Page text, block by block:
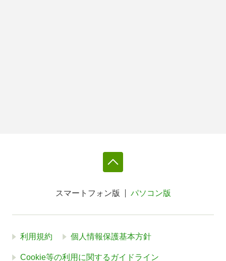
スマートフォン版 パソコン版
利用規約 個人情報保護基本方針
Cookie等の利用に関するガイドライン